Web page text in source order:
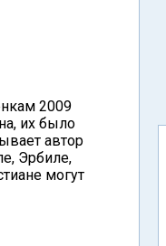
2009
их было
автор
Эрбиле,
могут